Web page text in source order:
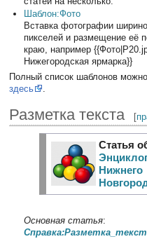
Шаблон:Фото
Вставка фотографии
пикселей и размещение её
краю, например
Нижегородская ярмарка}}
Полный список шаблонов
здесь
.
Разметка текста [
Статья
Нижнего
Основная статья: